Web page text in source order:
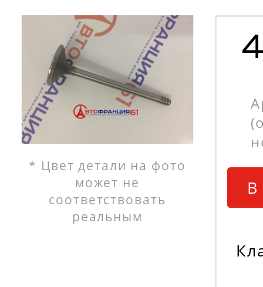
* Цвет детали на фото
может не
соответствовать
реальным
В